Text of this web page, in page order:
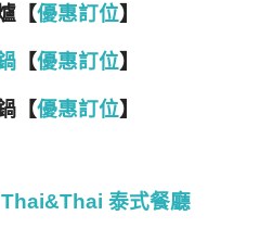
【優惠訂位】
【優惠訂位】
【優惠訂位】
Thai&Thai 泰式餐廳